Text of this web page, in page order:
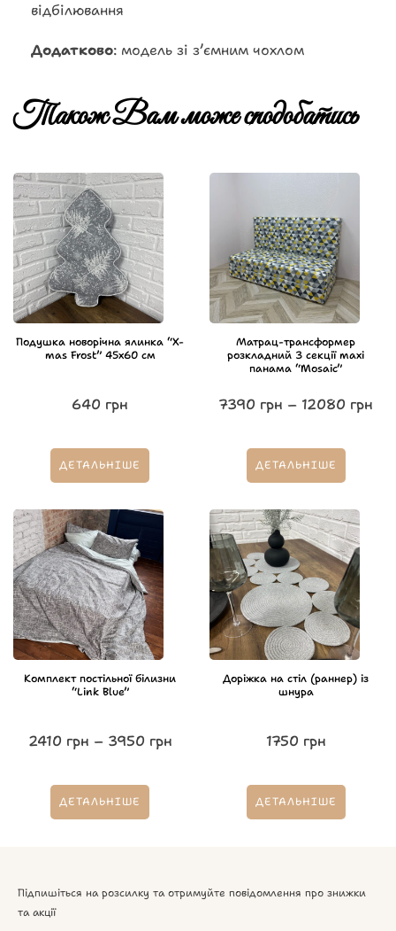
відбілювання
Додатково: модель зі з’ємним чохлом
Також Вам може сподобатись
Подушка новорічна ялинка “X-
mas Frost” 45х60 см
640 грн
ДЕТАЛЬНІШЕ
Матрац-трансформер
розкладний 3 секції maxi
панама “Mosaic”
7390 грн – 12080 грн
ДЕТАЛЬНІШЕ
Комплект постільної білизни
“Link Blue”
2410 грн – 3950 грн
ДЕТАЛЬНІШЕ
Доріжка на стіл (раннер) із
шнура
1750 грн
ДЕТАЛЬНІШЕ
Підпишіться на розсилку та отримуйте повідомлення про знижки
та акції